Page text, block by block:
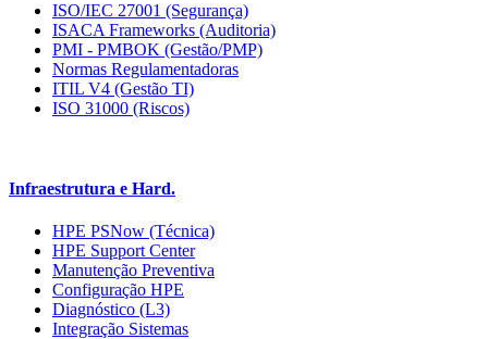
ISO/IEC 27001 (Segurança)
ISACA Frameworks (Auditoria)
PMI - PMBOK (Gestão/PMP)
Normas Regulamentadoras
ITIL V4 (Gestão TI)
ISO 31000 (Riscos)
Infraestrutura e Hard.
HPE PSNow (Técnica)
HPE Support Center
Manutenção Preventiva
Configuração HPE
Diagnóstico (L3)
Integração Sistemas